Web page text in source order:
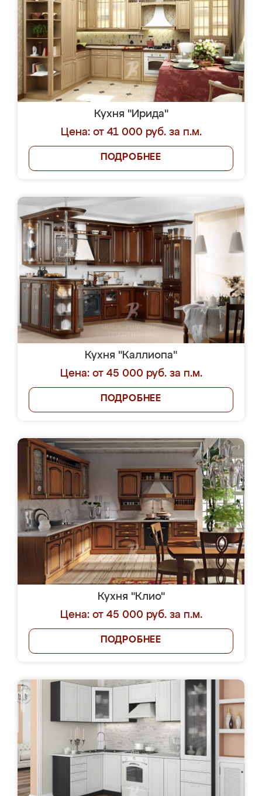
Кухня "Ирида"
Цена: от 41 000 руб. за п.м.
ПОДРОБНЕЕ
Кухня "Каллиопа"
Цена: от 45 000 руб. за п.м.
ПОДРОБНЕЕ
Кухня "Клио"
Цена: от 45 000 руб. за п.м.
ПОДРОБНЕЕ